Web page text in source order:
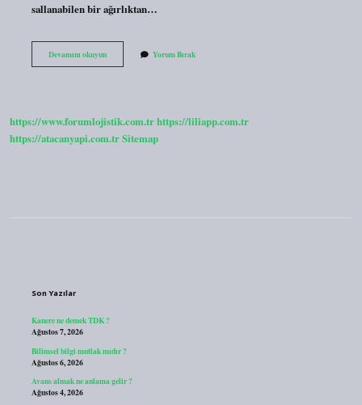
sallanabilen bir ağırlıktan…
Devamını okuyunSarkaç
Etkisi
Yorum Bırak
https://www.forumlojistik.com.trhttps://liliapp.com.tr
https://atacanyapi.com.trSitemap
Son Yazılar
Kanere ne demek TDK ?
Ağustos 7, 2026
Bilimsel bilgi mutlak mıdır ?
Ağustos 6, 2026
Avans almak ne anlama gelir ?
Ağustos 4, 2026